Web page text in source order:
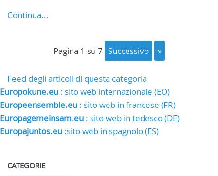
Continua...
pagina 1 su 7 successivo »
Feed degli articoli di questa categoria
Europokune.eu : sito web internazionale (EO)
Europeensemble.eu : sito web in francese (FR)
Europagemeinsam.eu : sito web in tedesco (DE)
Europajuntos.eu :sito web in spagnolo (ES)
CATEGORIE